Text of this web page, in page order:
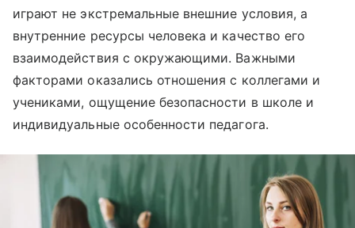
играют не экстремальные внешние условия, а
внутренние ресурсы человека и качество его
взаимодействия с окружающими. Важными
факторами оказались отношения с коллегами и
учениками, ощущение безопасности в школе и
индивидуальные особенности педагога.